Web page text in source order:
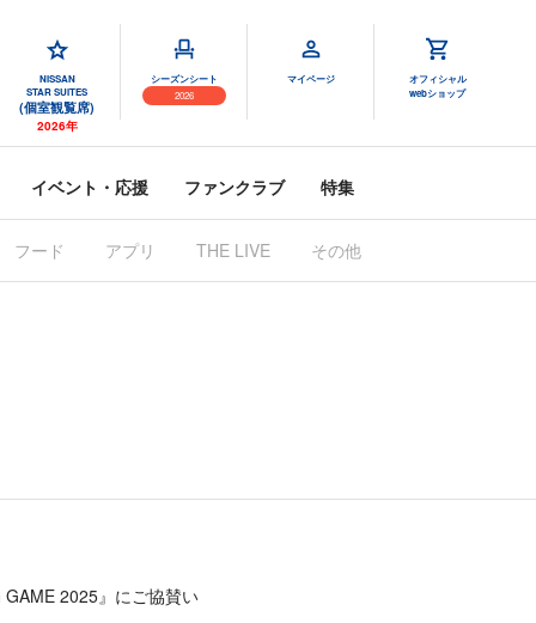
NISSAN
STAR SUITES
(個室観覧席)
2026年
シーズンシート
2026
マイページ
オフィシャル
webショップ
イベント・応援 ファンクラブ 特集
フード アプリ THE LIVE その他
2025』にご協賛い